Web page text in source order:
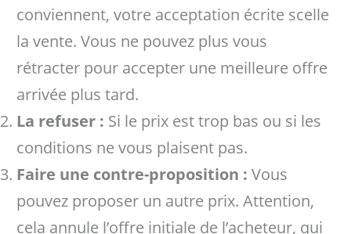
conviennent, votre acceptation écrite scelle
la vente. Vous ne pouvez plus vous
rétracter pour accepter une meilleure offre
arrivée plus tard.
La refuser : Si le prix est trop bas ou si les
conditions ne vous plaisent pas.
Faire une contre-proposition : Vous
pouvez proposer un autre prix. Attention,
cela annule l’offre initiale de l’acheteur, qui